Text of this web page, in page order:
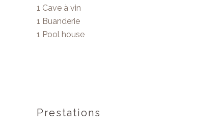
1 Cave à vin
1 Buanderie
1 Pool house
Prestations